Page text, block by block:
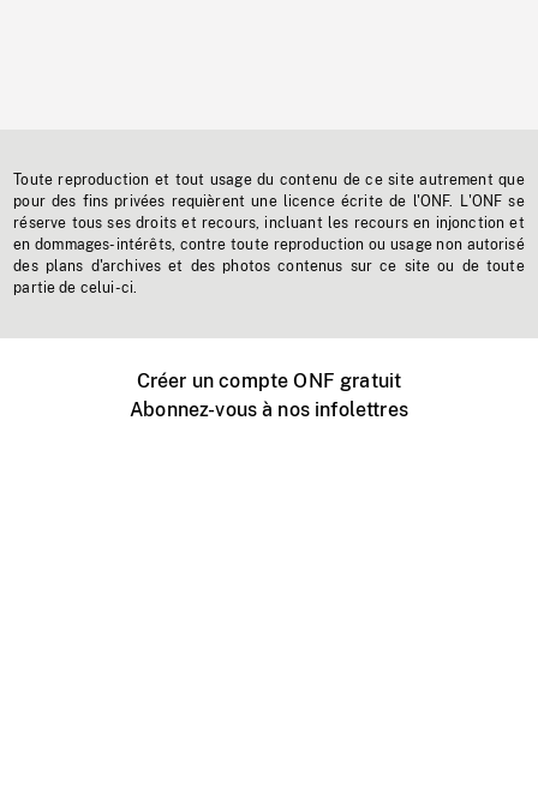
Toute reproduction et tout usage du contenu de ce site autrement que
pour des fins privées requièrent une licence écrite de l'ONF. L'ONF se
réserve tous ses droits et recours, incluant les recours en injonction et
en dommages-intérêts, contre toute reproduction ou usage non autorisé
des plans d'archives et des photos contenus sur ce site ou de toute
partie de celui-ci.
Créer un compte ONF gratuit
Abonnez-vous à nos infolettres